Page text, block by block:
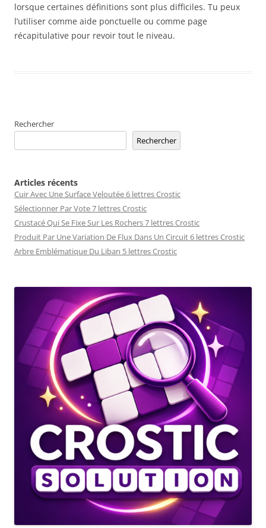
lorsque certaines définitions sont plus difficiles. Tu peux
l’utiliser comme aide ponctuelle ou comme page
récapitulative pour revoir tout le niveau.
Rechercher
Rechercher
Articles récents
Cuir Avec Une Surface Veloutée 6 lettres Crostic
Sélectionner Par Vote 7 lettres Crostic
Crustacé Qui Se Fixe Sur Les Rochers 7 lettres Crostic
Produit Par Une Variation De Flux Dans Un Circuit 6 lettres Crostic
Arbre Emblématique Du Liban 5 lettres Crostic